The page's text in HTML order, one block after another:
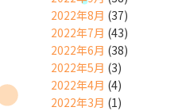
2022年8月 (37)
2022年7月 (43)
2022年6月 (38)
2022年5月 (3)
2022年4月 (4)
2022年3月 (1)